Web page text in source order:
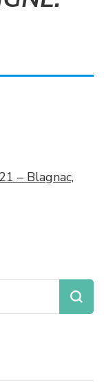
– Blagnac,